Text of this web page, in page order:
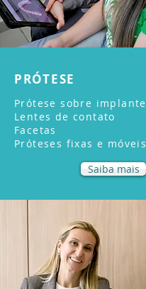
PRÓTESE
Prótese sobre implante
Lentes de contato
Facetas
Próteses fixas e móveis
Saiba mais